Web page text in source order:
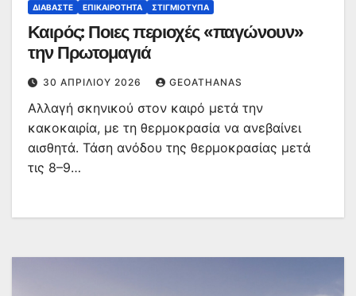
ΔΙΑΒΆΣΤΕ ΕΠΙΚΑΙΡΌΤΗΤΑ ΣΤΙΓΜΙΌΤΥΠΑ
Καιρός: Ποιες περιοχές «παγώνουν»
την Πρωτομαγιά
30 ΑΠΡΙΛΊΟΥ 2026 GEOATHANAS
Αλλαγή σκηνικού στον καιρό μετά την
κακοκαιρία, με τη θερμοκρασία να ανεβαίνει
αισθητά. Τάση ανόδου της θερμοκρασίας μετά
τις 8–9…